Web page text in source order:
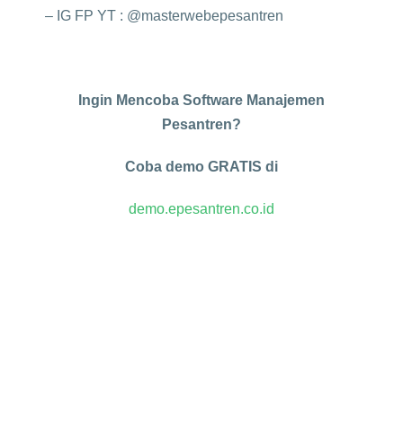
– IG FP YT : @masterwebepesantren
Ingin Mencoba Software Manajemen
Pesantren?
Coba demo GRATIS di
demo.epesantren.co.id